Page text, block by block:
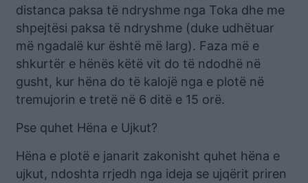
distanca paksa të ndryshme nga Toka dhe me
shpejtësi paksa të ndryshme (duke udhëtuar
më ngadalë kur është më larg). Faza më e
shkurtër e hënës këtë vit do të ndodhë në
gusht, kur hëna do të kalojë nga e plotë në
tremujorin e tretë në 6 ditë e 15 orë.
Pse quhet Hëna e Ujkut?
Hëna e plotë e janarit zakonisht quhet hëna e
ujkut, ndoshta rrjedh nga ideja se ujqërit priren